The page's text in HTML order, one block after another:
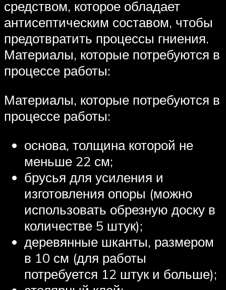
средством, которое обладает
антисептическим составом, чтобы
предотвратить процессы гниения.
Материалы, которые потребуются в
процессе работы:
Материалы, которые потребуются в
процессе работы:
основа, толщина которой не
меньше 22 см;
брусья для усиления и
изготовления опоры (можно
использовать обрезную доску в
количестве 5 штук);
деревянные шканты, размером
в 10 см (для работы
потребуется 12 штук и больше);